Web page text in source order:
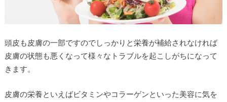
頭皮も皮膚の一部ですのでしっかりと栄養が補給されなければ
皮膚の状態も悪くなって様々なトラブルを起こしがちになって
きます。
皮膚の栄養といえばビタミンやコラーゲンといった美容に気を